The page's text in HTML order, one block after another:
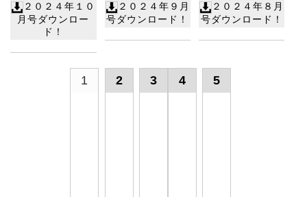
２０２４年１０
月号ダウンロー
ド！
２０２４年９月
号ダウンロード！
２０２４年８月
号ダウンロード！
1 2 3 4 5